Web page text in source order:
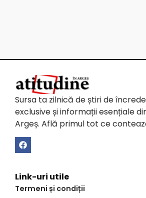
Sursa ta zilnică de știri de
exclusive și informații esențiale
Argeș. Află primul tot ce
Link-uri utile
Termeni și condiții